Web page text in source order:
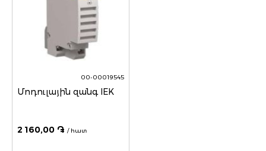
00-00019545
Մոդուլային զանգ IEK
2 160,00 ֏ / հատ